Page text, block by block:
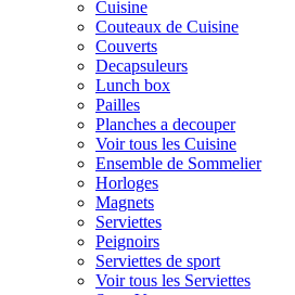
Cuisine
Couteaux de Cuisine
Couverts
Decapsuleurs
Lunch box
Pailles
Planches a decouper
Voir tous les Cuisine
Ensemble de Sommelier
Horloges
Magnets
Serviettes
Peignoirs
Serviettes de sport
Voir tous les Serviettes